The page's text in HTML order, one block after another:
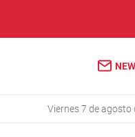
viernes 7 de agosto